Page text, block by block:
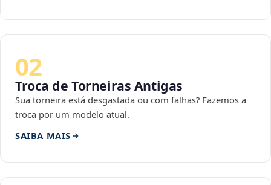
02
Troca de Torneiras Antigas
Sua torneira está desgastada ou com falhas? Fazemos a
troca por um modelo atual.
SAIBA MAIS